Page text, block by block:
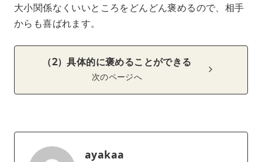
大小関係なくいいところをどんどん褒めるので、相手
からも喜ばれます。
（2）具体的に褒めることができる
次のページへ
ayakaa